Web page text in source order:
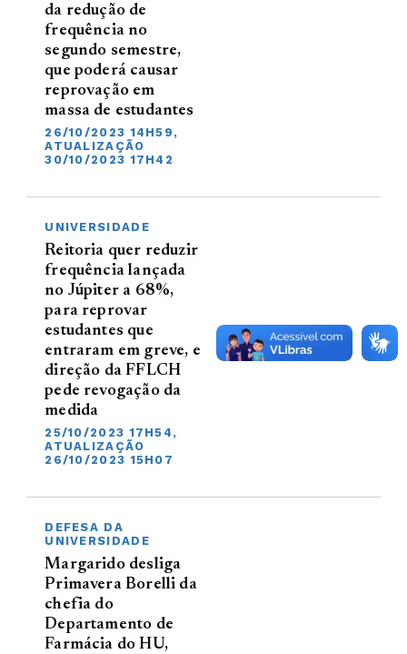
da redução de
frequência no
segundo semestre,
que poderá causar
reprovação em
massa de estudantes
26/10/2023 14H59,
ATUALIZAÇÃO
30/10/2023 17H42
UNIVERSIDADE
Reitoria quer reduzir
frequência lançada
no Júpiter a 68%,
para reprovar
estudantes que
entraram em greve, e
direção da FFLCH
pede revogação da
medida
25/10/2023 17H54,
ATUALIZAÇÃO
26/10/2023 15H07
DEFESA DA
UNIVERSIDADE
Margarido desliga
Primavera Borelli da
chefia do
Departamento de
Farmácia do HU,